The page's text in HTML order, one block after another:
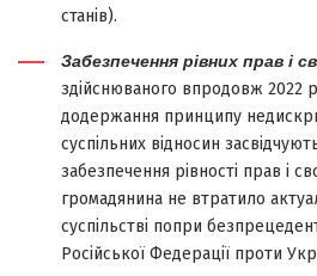
станів).
Забезпечення рівних прав і
здійснюваного впродовж 2022
додержання принципу
суспільних відносин
забезпечення рівності прав і
громадянина не втратило
суспільстві попри
Російської Федерації проти